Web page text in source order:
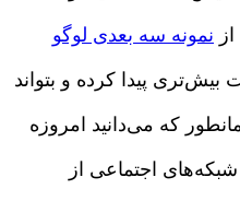
نمونه سه بعدی لوگو
بیش‌تری پیدا کرده و بتواند
که می‌دانید امروزه
اجتماعی از